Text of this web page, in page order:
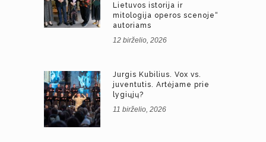
Lietuvos istorija ir
mitologija operos scenoje“
autoriams
12 birželio, 2026
Jurgis Kubilius. Vox vs.
juventutis. Artėjame prie
lygiųjų?
11 birželio, 2026